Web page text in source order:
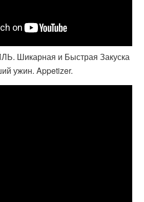
Шикарная и Быстрая Закуска
ужин. Appetizer.